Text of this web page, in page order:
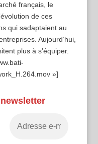
français, le
de ces
qui sadaptaient au
Aujourd’hui,
plus à s’équiper.
»]